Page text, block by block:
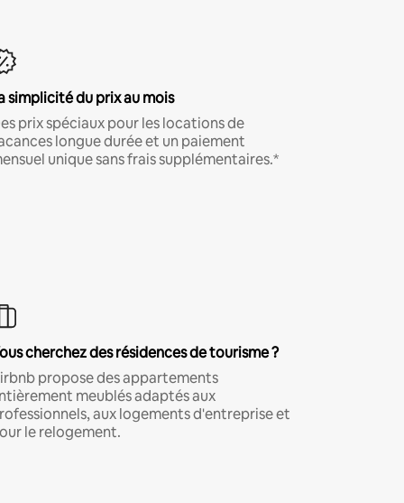
simplicité du prix au mois
prix spéciaux pour les locations de
longue durée et un paiement
unique sans frais supplémentaires.*
cherchez des résidences de tourisme ?
propose des appartements
meublés adaptés aux
aux logements d'entreprise et
le relogement.